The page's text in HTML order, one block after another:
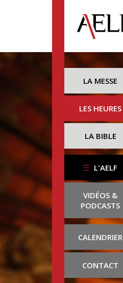
LA MESSE
LES HEURES
LA BIBLE
L'AELF
VIDÉOS &
PODCASTS
CALENDRIER
CONTACT